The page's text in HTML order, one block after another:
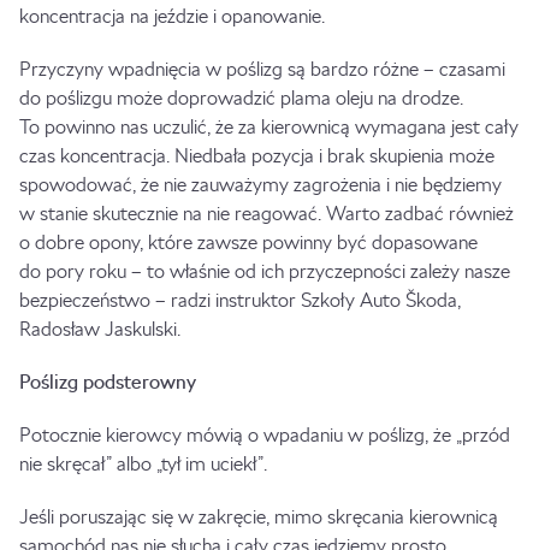
koncentracja na jeździe i opanowanie.
Przyczyny wpadnięcia w poślizg są bardzo różne – czasami
do poślizgu może doprowadzić plama oleju na drodze.
To powinno nas uczulić, że za kierownicą wymagana jest cały
czas koncentracja. Niedbała pozycja i brak skupienia może
spowodować, że nie zauważymy zagrożenia i nie będziemy
w stanie skutecznie na nie reagować. Warto zadbać również
o dobre opony, które zawsze powinny być dopasowane
do pory roku – to właśnie od ich przyczepności zależy nasze
bezpieczeństwo – radzi instruktor Szkoły Auto Škoda,
Radosław Jaskulski.
Poślizg podsterowny
Potocznie kierowcy mówią o wpadaniu w poślizg, że „przód
nie skręcał” albo „tył im uciekł”.
Jeśli poruszając się w zakręcie, mimo skręcania kierownicą